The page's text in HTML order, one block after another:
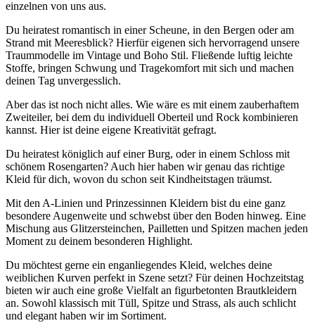
einzelnen von uns aus.
Du heiratest romantisch in einer Scheune, in den Bergen oder am
Strand mit Meeresblick? Hierfür eigenen sich hervorragend unsere
Traummodelle im Vintage und Boho Stil. Fließende luftig leichte
Stoffe, bringen Schwung und Tragekomfort mit sich und machen
deinen Tag unvergesslich.
Aber das ist noch nicht alles. Wie wäre es mit einem zauberhaftem
Zweiteiler, bei dem du individuell Oberteil und Rock kombinieren
kannst. Hier ist deine eigene Kreativität gefragt.
Du heiratest königlich auf einer Burg, oder in einem Schloss mit
schönem Rosengarten? Auch hier haben wir genau das richtige
Kleid für dich, wovon du schon seit Kindheitstagen träumst.
Mit den A-Linien und Prinzessinnen Kleidern bist du eine ganz
besondere Augenweite und schwebst über den Boden hinweg. Eine
Mischung aus Glitzersteinchen, Pailletten und Spitzen machen jeden
Moment zu deinem besonderen Highlight.
Du möchtest gerne ein enganliegendes Kleid, welches deine
weiblichen Kurven perfekt in Szene setzt? Für deinen Hochzeitstag
bieten wir auch eine große Vielfalt an figurbetonten Brautkleidern
an. Sowohl klassisch mit Tüll, Spitze und Strass, als auch schlicht
und elegant haben wir im Sortiment.